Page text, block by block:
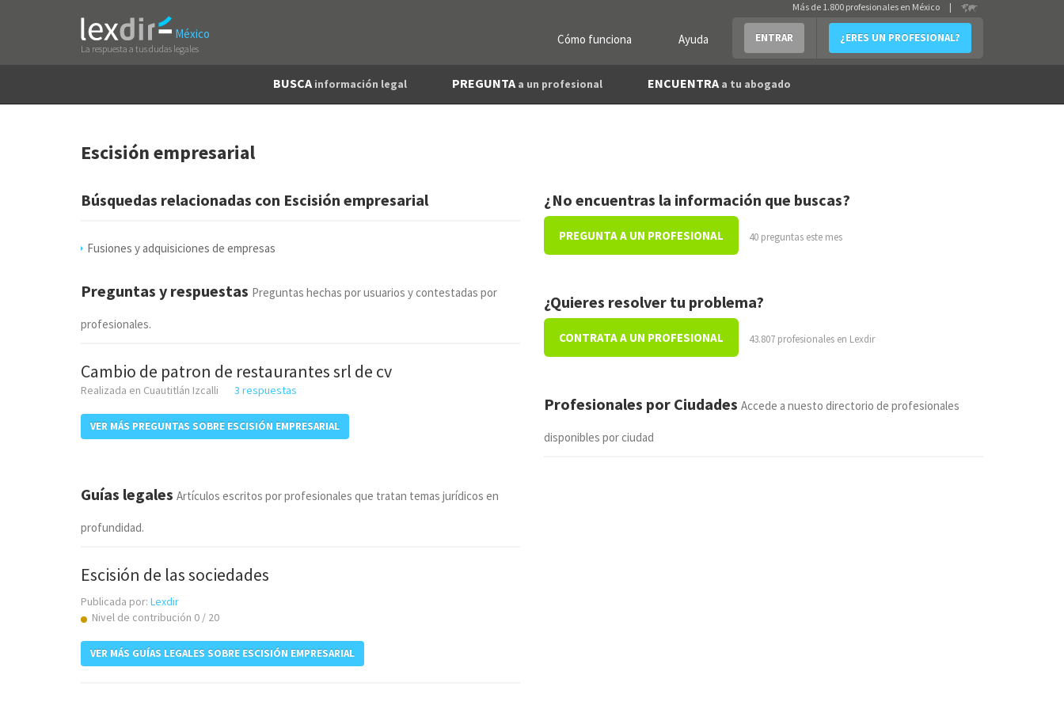
México
La respuesta a tus dudas legales
Cómo funciona Ayuda ENTRAR ¿ERES UN PROFESIONAL?
Más de 1.800 profesionales en México |
BUSCA información legal PREGUNTA a un profesional ENCUENTRA a tu abogado
Escisión empresarial
Búsquedas relacionadas con Escisión empresarial
Fusiones y adquisiciones de empresas
Preguntas y respuestas Preguntas hechas por usuarios y contestadas por
profesionales.
Cambio de patron de restaurantes srl de cv
Realizada en Cuautitlán Izcalli 3 respuestas
VER MÁS PREGUNTAS SOBRE ESCISIÓN EMPRESARIAL
Guías legales Artículos escritos por profesionales que tratan temas jurídicos en
profundidad.
Escisión de las sociedades
Publicada por: Lexdir
Nivel de contribución 0 / 20
VER MÁS GUÍAS LEGALES SOBRE ESCISIÓN EMPRESARIAL
¿No encuentras la información que buscas?
PREGUNTA A UN PROFESIONAL 40 preguntas este mes
¿Quieres resolver tu problema?
CONTRATA A UN PROFESIONAL 43.807 profesionales en Lexdir
Profesionales por Ciudades Accede a nuesto directorio de profesionales
disponibles por ciudad